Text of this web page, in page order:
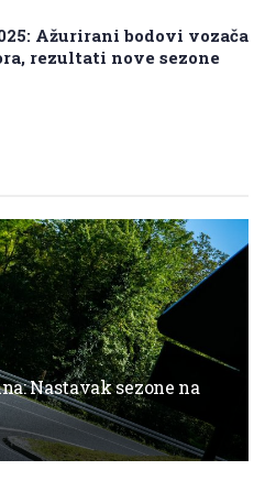
Ažurirani bodovi vozača
rezultati nove sezone
Nastavak sezone na